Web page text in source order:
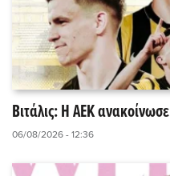
Βιτάλις: Η ΑΕΚ
06/08/2026 - 12:36